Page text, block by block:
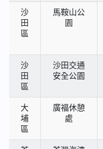
沙
田
區
馬鞍山公
園
沙
田
區
沙田交通
安全公園
大
埔
區
廣福休憩
處